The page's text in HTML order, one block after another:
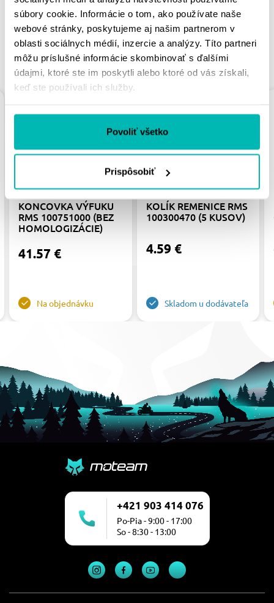
súbory cookie. Informácie o tom, ako používate naše
webové stránky, poskytujeme aj našim partnerom v
oblasti sociálnych médií, inzercie a analýzy. Títo partneri
môžu príslušné informácie skombinovať s ďalšími
údajmi, ktoré ste im poskytli alebo ktoré od vás získali,
keď ste používali ich služby.
Povoliť všetko
Prispôsobiť
PODOBNÉ PRODUKTY
KONCOVKA VÝFUKU
RMS 100751000 (BEZ
HOMOLOGIZÁCIE)
41.57 €
Na objednávku
KOLÍK REMENICE RMS
100300470 (5 KUSOV)
4.59 €
Skladom u dodávateľa
+421 903 414 076
Po-Pia - 9:00 - 17:00
So - 8:30 - 13:00